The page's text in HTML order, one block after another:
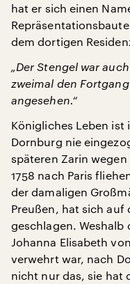
hat er sich einen
dem dortigen
„Der Stengel war
zweimal den
angesehen.“
Königliches Leben ist
Dornburg nie
späteren Zarin
1758 nach Paris
der damaligen
Preußen, hat sich auf
geschlagen. Weshalb
Johanna Elisabeth
verwehrt war, nach
nicht nur das, sie hat